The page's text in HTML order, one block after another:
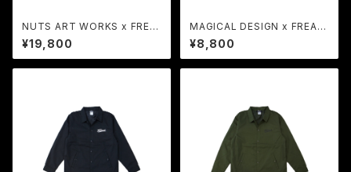
NUTS ART WORKS x FREA
K | COLLABORATION Swea
t Hoodie BK
¥19,800
MAGICAL DESIGN x FREAK
| COLLABORATION Tee W
H
¥8,800